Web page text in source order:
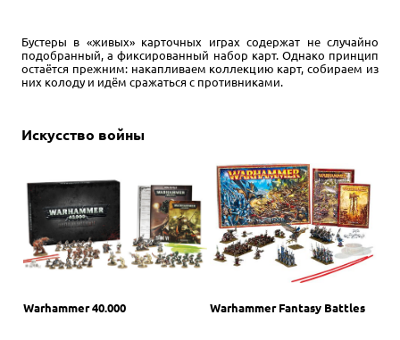
Бустеры в «живых» карточных играх содержат не случайно
подобранный, а фиксированный набор карт. Однако принцип
остаётся прежним: накапливаем коллекцию карт, собираем из
них колоду и идём сражаться с противниками.
Искусство войны
Warhammer 40.000 Warhammer Fantasy Battles